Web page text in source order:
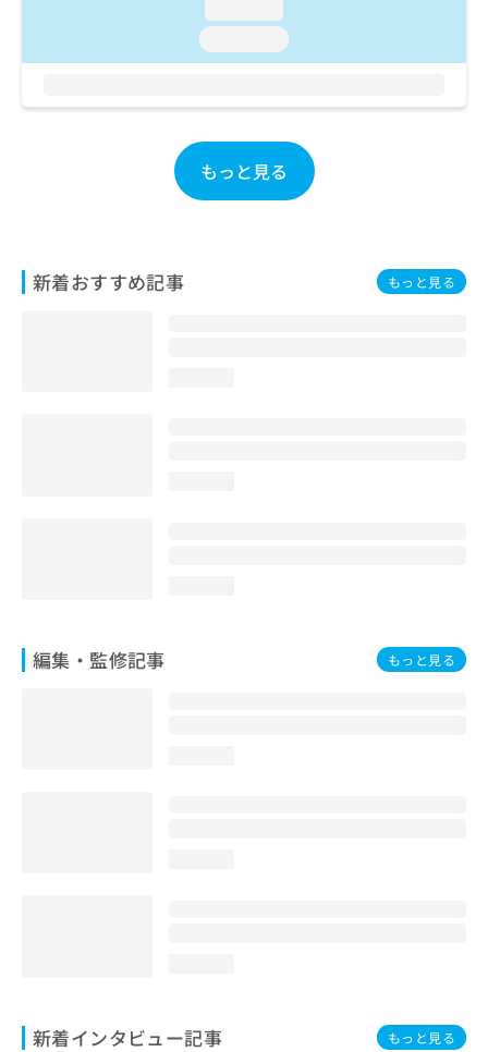
もっと見る
新着おすすめ記事 もっと見る
編集・監修記事 もっと見る
新着インタビュー記事 もっと見る
い
わ